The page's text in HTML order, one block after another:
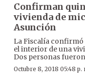
Confirman
vivienda de
Asunción
La Fiscalía
el interior de una
Dos personas
Octubre 8, 2018 05:48 p.